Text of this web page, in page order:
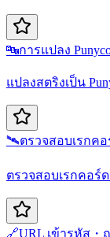
🔤การแปลง
แปลงสตริงเป็น
🛰️ตรวจสอบเรกคอ
ตรวจสอบเรกคอร์
🔗URL เข้ารหัส・